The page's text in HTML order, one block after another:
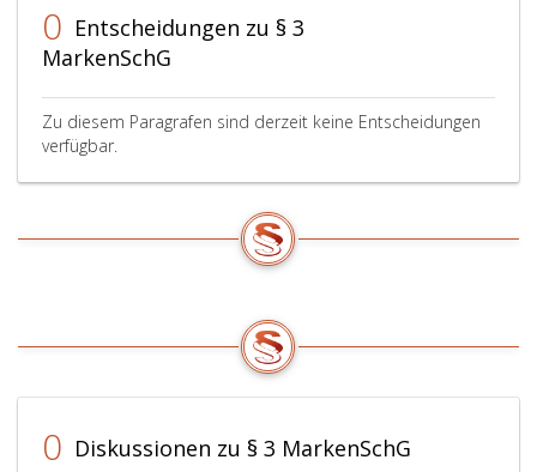
0 Entscheidungen zu § 3
MarkenSchG
Zu diesem Paragrafen sind derzeit keine Entscheidungen
verfügbar.
0 Diskussionen zu § 3 MarkenSchG